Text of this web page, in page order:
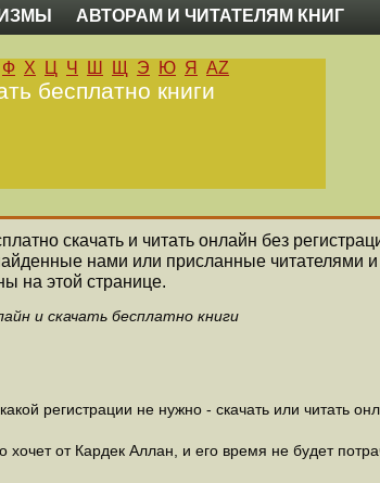
АВТОРАМ И ЧИТАТЕЛЯМ КНИГ
Ф Х Ц Ч Ш Щ Э Ю Я AZ
бесплатно книги
скачать и читать онлайн без
нами или присланные читателями и
на этой странице.
и скачать бесплатно книги
регистрации не нужно - скачать или читать
хочет от Кардек Аллан, и его время не будет